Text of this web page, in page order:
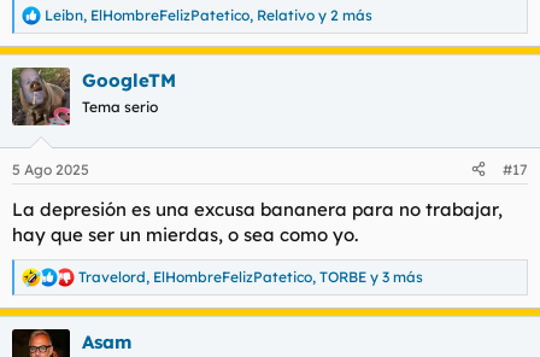
R
e
a
c
c
i
e
:
Leibn, ElHombreFelizPatetico, Relativo y 2 más
GoogleTM
Tema serio
5 Ago 2025 #17
La depresión es una excusa bananera para no trabajar,
hay que ser un mierdas, o sea como yo.
R
e
a
Travelord, ElHombreFelizPatetico, TORBE y 3 más
Asam